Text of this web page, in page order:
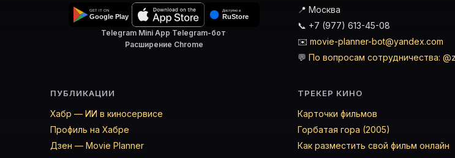
Telegram Mini App·Telegram-бот·
Расширение Chrome
📍 Москва
📞 +7 (977) 613-45-08
✉️ movie-planner-bot@yandex.com
💬 По вопросам сотрудничества:
ПУБЛИКАЦИИ
Хабр — ИИ в киносервисе
Профиль на Хабре
Дзен — Movie Planner
ТРЕКЕР КИНО
Карточки фильмов
Горбатая гора (2005)
Как разместить свой фильм онлайн